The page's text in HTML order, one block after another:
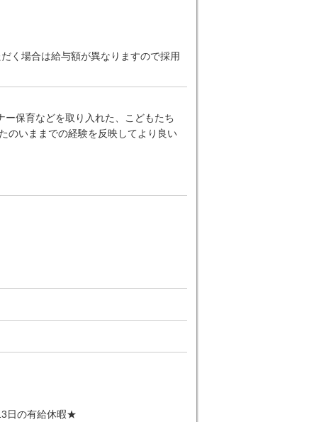
く場合は給与額が異なりますので採用
ー保育などを取り入れた、こどもたち
のいままでの経験を反映してより良い
日の有給休暇★